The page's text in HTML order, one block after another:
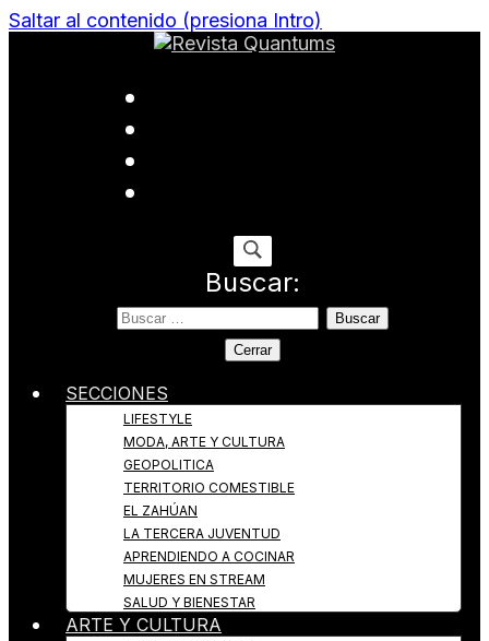
Saltar al contenido (presiona Intro)
Revista Quantums
Buscar:
Cerrar
SECCIONES
LIFESTYLE
MODA, ARTE Y CULTURA
GEOPOLITICA
TERRITORIO COMESTIBLE
EL ZAHÚAN
LA TERCERA JUVENTUD
APRENDIENDO A COCINAR
MUJERES EN STREAM
SALUD Y BIENESTAR
ARTE Y CULTURA